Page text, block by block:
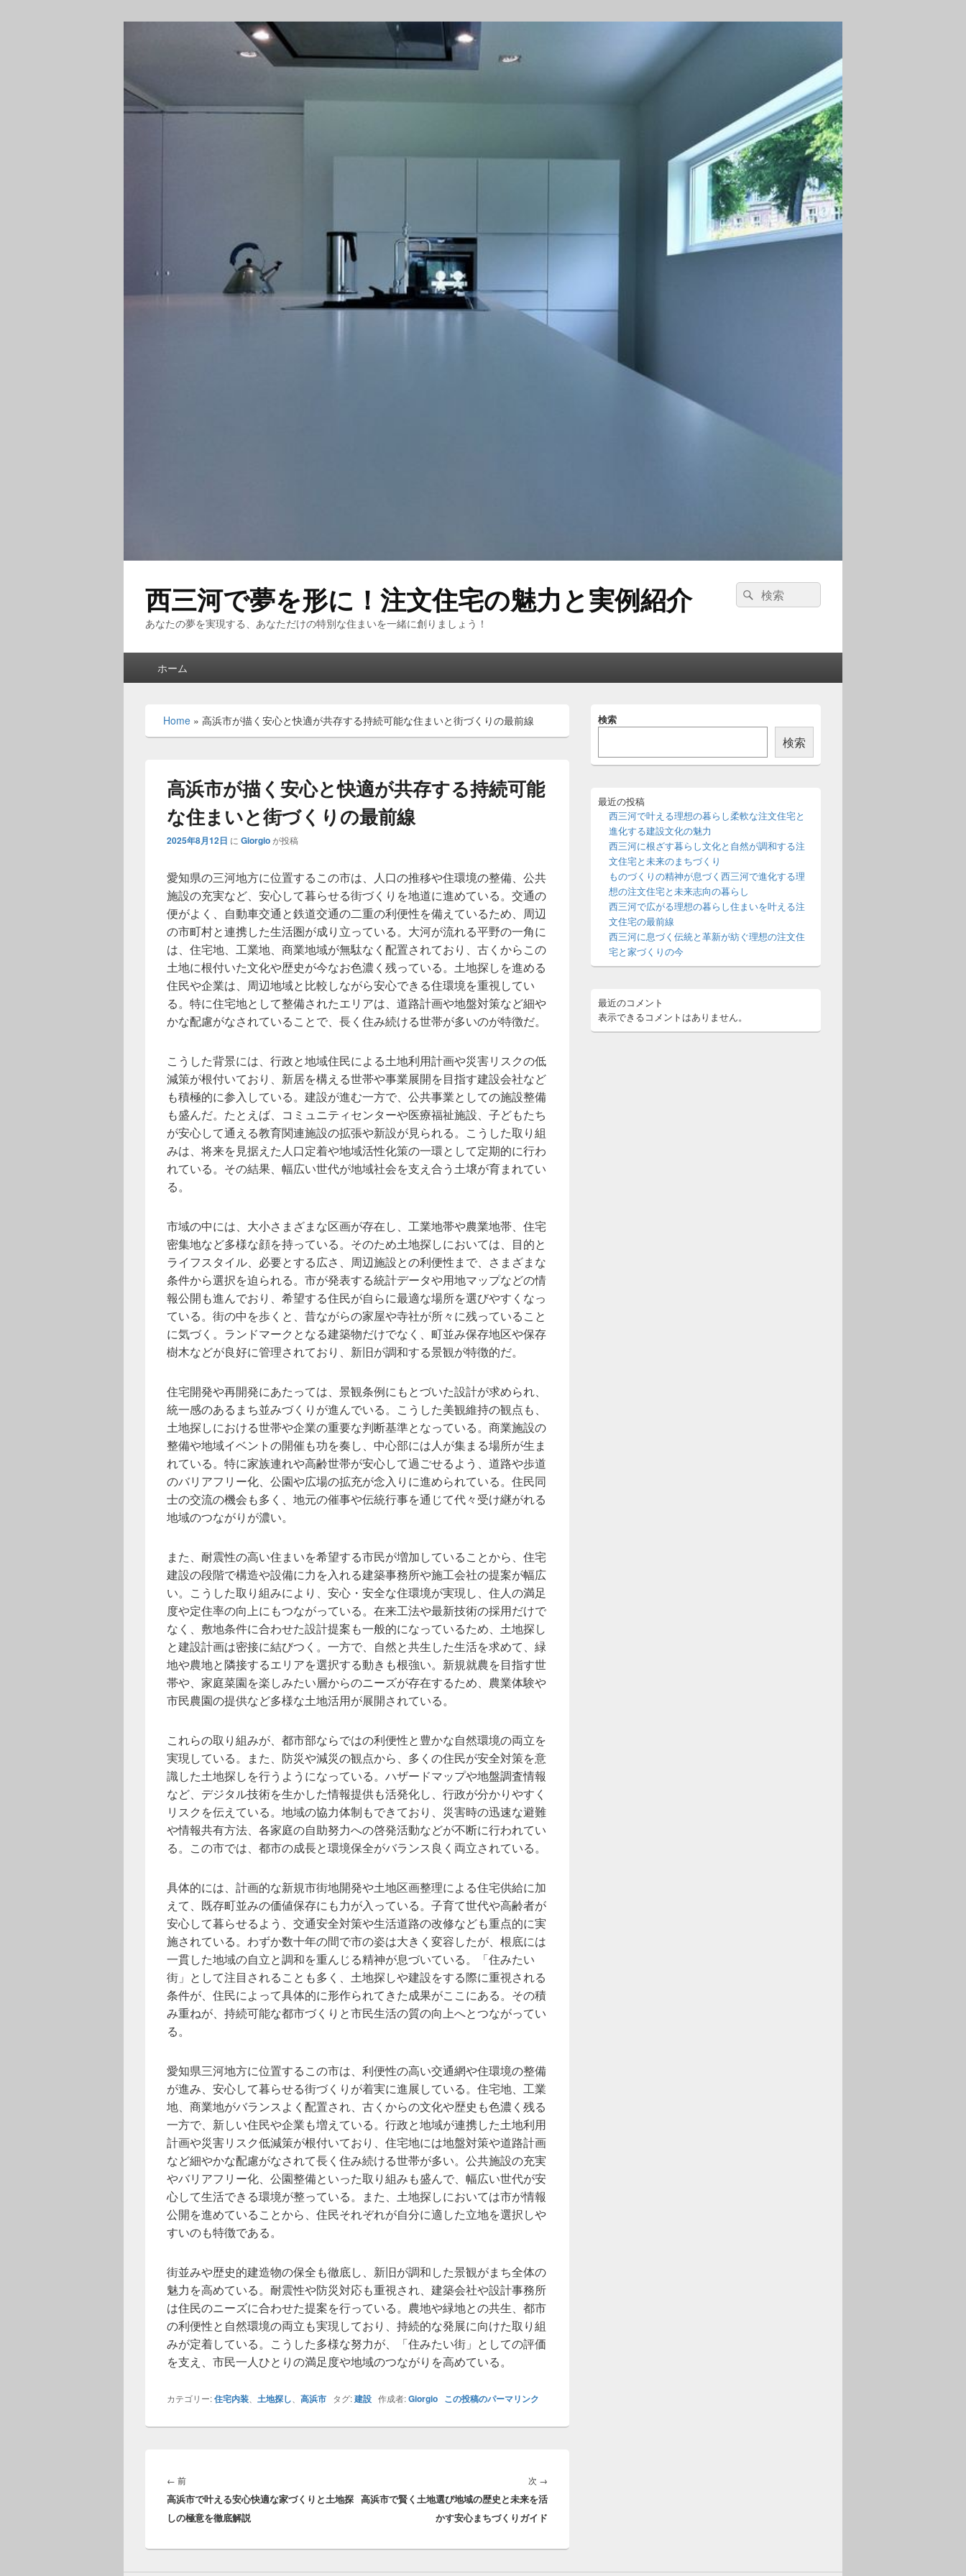
西三河で夢を形に！注文住宅の魅力と実例紹介
あなたの夢を実現する、あなただけの特別な住まいを一緒に創りましょう！
検
索:
検
索
ホーム
Home » 高浜市が描く安心と快適が共存する持続可能な住まいと街づくりの最前線
高浜市が描く安心と快適が共存する持続可能
な住まいと街づくりの最前線
2025年8月12日 に Giorgioが投稿
愛知県の三河地方に位置するこの市は、人口の推移や住環境の整備、公共
施設の充実など、安心して暮らせる街づくりを地道に進めている。 交通の
便がよく、自動車交通と鉄道交通の二重の利便性を備えているため、周辺
の市町村と連携した生活圏が成り立っている。大河が流れる平野の一角に
は、住宅地、工業地、商業地域が無駄なく配置されており、古くからこの
土地に根付いた文化や歴史が今なお色濃く残っている。土地探しを進める
住民や企業は、周辺地域と比較しながら安心できる住環境を重視してい
る。特に住宅地として整備されたエリアは、道路計画や地盤対策など細や
かな配慮がなされていることで、長く住み続ける世帯が多いのが特徴だ。
こうした背景には、行政と地域住民による土地利用計画や災害リスクの低
減策が根付いており、新居を構える世帯や事業展開を目指す建設会社など
も積極的に参入している。建設が進む一方で、公共事業としての施設整備
も盛んだ。たとえば、コミュニティセンターや医療福祉施設、子どもたち
が安心して通える教育関連施設の拡張や新設が見られる。こうした取り組
みは、将来を見据えた人口定着や地域活性化策の一環として定期的に行わ
れている。その結果、幅広い世代が地域社会を支え合う土壌が育まれてい
る。
市域の中には、大小さまざまな区画が存在し、工業地帯や農業地帯、住宅
密集地など多様な顔を持っている。そのため土地探しにおいては、目的と
ライフスタイル、必要とする広さ、周辺施設との利便性まで、さまざまな
条件から選択を迫られる。市が発表する統計データや用地マップなどの情
報公開も進んでおり、希望する住民が自らに最適な場所を選びやすくなっ
ている。街の中を歩くと、昔ながらの家屋や寺社が所々に残っていること
に気づく。ランドマークとなる建築物だけでなく、町並み保存地区や保存
樹木などが良好に管理されており、新旧が調和する景観が特徴的だ。
住宅開発や再開発にあたっては、景観条例にもとづいた設計が求められ、
統一感のあるまち並みづくりが進んでいる。こうした美観維持の観点も、
土地探しにおける世帯や企業の重要な判断基準となっている。商業施設の
整備や地域イベントの開催も功を奏し、中心部には人が集まる場所が生ま
れている。特に家族連れや高齢世帯が安心して過ごせるよう、道路や歩道
のバリアフリー化、公園や広場の拡充が念入りに進められている。住民同
士の交流の機会も多く、地元の催事や伝統行事を通じて代々受け継がれる
地域のつながりが濃い。
また、耐震性の高い住まいを希望する市民が増加していることから、住宅
建設の段階で構造や設備に力を入れる建築事務所や施工会社の提案が幅広
い。こうした取り組みにより、安心・安全な住環境が実現し、住人の満足
度や定住率の向上にもつながっている。在来工法や最新技術の採用だけで
なく、敷地条件に合わせた設計提案も一般的になっているため、土地探し
と建設計画は密接に結びつく。一方で、自然と共生した生活を求めて、緑
地や農地と隣接するエリアを選択する動きも根強い。新規就農を目指す世
帯や、家庭菜園を楽しみたい層からのニーズが存在するため、農業体験や
市民農園の提供など多様な土地活用が展開されている。
これらの取り組みが、都市部ならではの利便性と豊かな自然環境の両立を
実現している。また、防災や減災の観点から、多くの住民が安全対策を意
識した土地探しを行うようになっている。ハザードマップや地盤調査情報
など、デジタル技術を生かした情報提供も活発化し、行政が分かりやすく
リスクを伝えている。地域の協力体制もできており、災害時の迅速な避難
や情報共有方法、各家庭の自助努力への啓発活動などが不断に行われてい
る。この市では、都市の成長と環境保全がバランス良く両立されている。
具体的には、計画的な新規市街地開発や土地区画整理による住宅供給に加
えて、既存町並みの価値保存にも力が入っている。子育て世代や高齢者が
安心して暮らせるよう、交通安全対策や生活道路の改修なども重点的に実
施されている。わずか数十年の間で市の姿は大きく変容したが、根底には
一貫した地域の自立と調和を重んじる精神が息づいている。「住みたい
街」として注目されることも多く、土地探しや建設をする際に重視される
条件が、住民によって具体的に形作られてきた成果がここにある。その積
み重ねが、持続可能な都市づくりと市民生活の質の向上へとつながってい
る。
愛知県三河地方に位置するこの市は、利便性の高い交通網や住環境の整備
が進み、安心して暮らせる街づくりが着実に進展している。住宅地、工業
地、商業地がバランスよく配置され、古くからの文化や歴史も色濃く残る
一方で、新しい住民や企業も増えている。行政と地域が連携した土地利用
計画や災害リスク低減策が根付いており、住宅地には地盤対策や道路計画
など細やかな配慮がなされて長く住み続ける世帯が多い。公共施設の充実
やバリアフリー化、公園整備といった取り組みも盛んで、幅広い世代が安
心して生活できる環境が整っている。また、土地探しにおいては市が情報
公開を進めていることから、住民それぞれが自分に適した立地を選択しや
すいのも特徴である。
街並みや歴史的建造物の保全も徹底し、新旧が調和した景観がまち全体の
魅力を高めている。耐震性や防災対応も重視され、建築会社や設計事務所
は住民のニーズに合わせた提案を行っている。農地や緑地との共生、都市
の利便性と自然環境の両立も実現しており、持続的な発展に向けた取り組
みが定着している。こうした多様な努力が、「住みたい街」としての評価
を支え、市民一人ひとりの満足度や地域のつながりを高めている。
カテゴリー:住宅内装 土地探し 高浜市 タグ:建設 作成者:Giorgio この投稿のパーマリンク
稿
ナ
ビ
ゲ
← 前前
の
投
高浜市で叶える安心快適な家づくりと土地探
しの極意を徹底解説
次 →
の
高浜市で賢く土地選び地域の歴史と未来を活
かす安心まちづくりガイド
イ
イ
ー
検索
検索
最近の投稿
西三河で叶える理想の暮らし柔軟な注文住宅と
進化する建設文化の魅力
西三河に根ざす暮らし文化と自然が調和する注
文住宅と未来のまちづくり
ものづくりの精神が息づく西三河で進化する理
想の注文住宅と未来志向の暮らし
西三河で広がる理想の暮らし住まいを叶える注
文住宅の最前線
西三河に息づく伝統と革新が紡ぐ理想の注文住
宅と家づくりの今
最近のコメント
表示できるコメントはありません。